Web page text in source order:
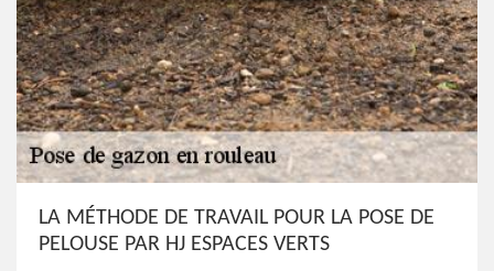
LA MÉTHODE DE TRAVAIL POUR LA POSE DE
PELOUSE PAR HJ ESPACES VERTS